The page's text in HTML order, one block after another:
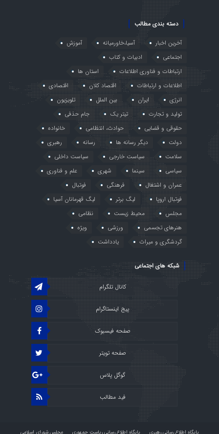
دسته بندی مطالب
آخرین اخبار آسیا،خاورمیانه
آموزش
اجتماعی
ادبیات و کتاب
ارتباطات و فناوری اطلاعات
استان ها
اطلاعات و ارتباطات
اقتصاد کلان
اقتصادی
انرژی
ایران بین الملل
تلویزیون
تولید و تجارت
تیتر یک
جام حذفی
حقوقی و قضایی
حوادث، انتظامی
خانواده
دولت
دیگر رسانه ها رسانه
رهبری
سلامت
سیاست خارجی
سیاست داخلی
سیاسی
سینما شهری
علم و فناوری
عمران و اشتغال
فرهنگی
فوتبال
فوتبال اروپا
لیگ برتر
لیگ قهرمانان آسیا
مجلس
محیط زیست
نظامی
هنرهای تجسمی
ورزشی
ویژه
گردشگری و میراث
یادداشت
شبکه های اجتماعی
کانال تلگرام
پیج اینستاگرام
صفحه فیسبوک
صفحه تویتر
گوگل پلاس
فید مطالب
پایگاه اطلاع رسانی رهبری پایگاه اطلاع رسانی ریاست جمهوری مجلس شورای اسلامی